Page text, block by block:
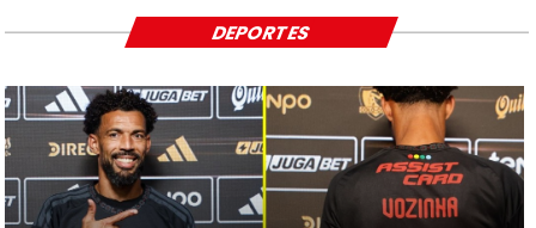
DEPORTES